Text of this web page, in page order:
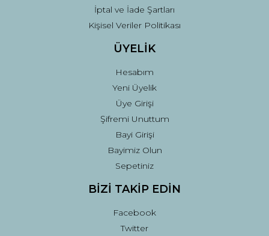
İptal ve İade Şartları
Kişisel Veriler Politikası
ÜYELİK
Hesabım
Yeni Üyelik
Üye Girişi
Şifremi Unuttum
Bayi Girişi
Bayimiz Olun
Sepetiniz
BİZİ TAKİP EDİN
Facebook
Twitter